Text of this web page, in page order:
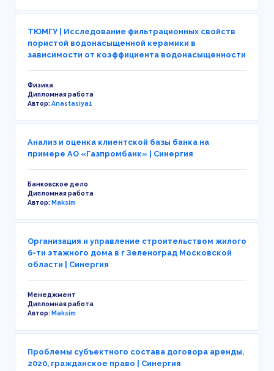
ТЮМГУ | Исследование фильтрационных свойств
пористой водонасыщенной керамики в
зависимости от коэффициента водонасыщенности
Физика
Дипломная работа
Автор:Anastasiya1
Анализ и оценка клиентской базы банка на
примере АО «Газпромбанк» | Синергия
Банковское дело
Дипломная работа
Автор:Maksim
Организация и управление строительством жилого
6-ти этажного дома в г Зеленоград Московской
области | Синергия
Менеджмент
Дипломная работа
Автор:Maksim
Проблемы субъектного состава договора аренды,
2020, гражданское право | Синергия